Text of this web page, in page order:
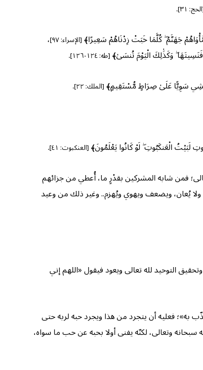
٣١]
.
جَهَنَّمُ ۖ كُلَّمَا خَبَتْ زِدْنَاهُمْ سَعِيرًا﴾[الإسراء: ٩٧]
،
وَكَذَٰلِكَ الْيَوْمَ تُنسَىٰ﴾[طه: ١٢٤-١٢٦]
.
سَوِيًّا عَلَىٰ صِرَاطٍ مُّسْتَقِيمٍ﴾[الملك: ٢٢]
.
لَبَيْتُ الْعَنكَبُوتِ ۖ لَوْ كَانُوا يَعْلَمُونَ﴾[العنكبوت: ٤١]
.
فمن شابه المشركين بقدْرٍ ما، أُعطي من جزائهم
يُعان، ويضعف ويهوي ويُهزم.. وغير ذلك من وعيد
التوحيد لله تعالى ويعود فيقول «اللهم إني
به»؛ فعليه أن يتجرد من هذا ويجرد حبه لربه حتى
وتعالى، لكنّه يفنى أولا بحبه عن حب ما سواه،